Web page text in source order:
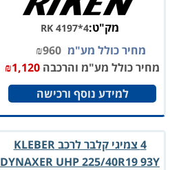
מק"ט:RK 4197*4
מחיר כולל מע"מ ₪960
מחיר כולל מע"מ והרכבה
₪1,120
למידע נוסף ורכישה
4 צמיגי קלבר לרכב KLEBER
DYNAXER UHP 225/40R19 93Y